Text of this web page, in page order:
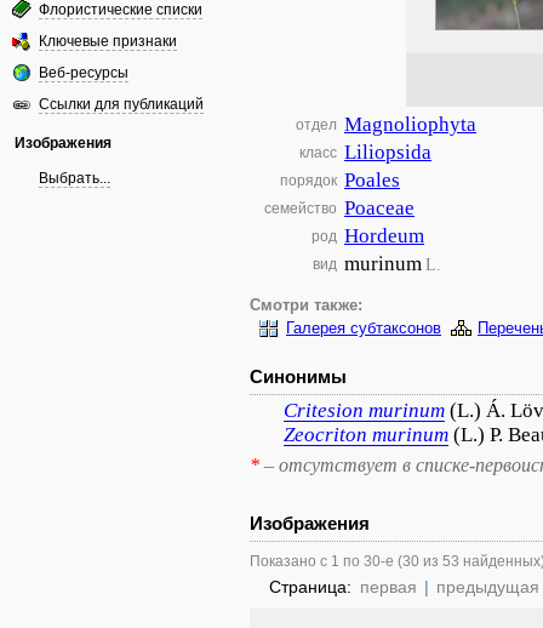
Флористические списки
Ключевые признаки
Веб-ресурсы
Ссылки для публикаций
Изображения
Выбрать...
отдел Magnoliophyta
класс Liliopsida
порядок Poales
семейство Poaceae
род Hordeum
вид murinumL.
Смотри также:
Галерея субтаксонов
Синонимы
Critesion murinum (L.) Á.
Zeocriton murinum (L.) P.
* – отсутствует в списке-
Изображения
Показано с 1 по 30-е (30 из 53
Страница: первая | предыдущая